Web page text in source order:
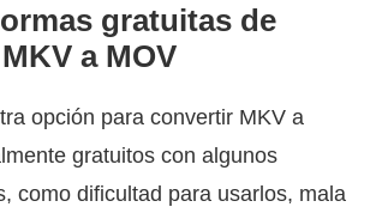
gratuitas de
a MOV
opción para convertir MKV a
gratuitos con algunos
como dificultad para usarlos, mala